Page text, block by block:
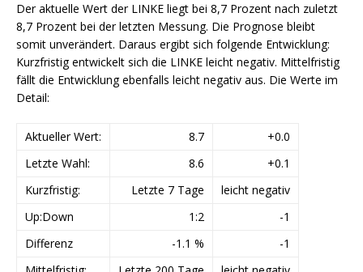
Der aktuelle Wert der LINKE liegt bei 8,7 Prozent nach zuletzt
8,7 Prozent bei der letzten Messung. Die Prognose bleibt
somit unverändert. Daraus ergibt sich folgende Entwicklung:
Kurzfristig entwickelt sich die LINKE leicht negativ. Mittelfristig
fällt die Entwicklung ebenfalls leicht negativ aus. Die Werte im
Detail:
Aktueller Wert: 8.7
+0.0
Letzte Wahl:
8.6
+0.1
Kurzfristig:
Letzte 7 Tage
leicht negativ
Up:Down
1:2
-1
Differenz
-1.1 %
-1